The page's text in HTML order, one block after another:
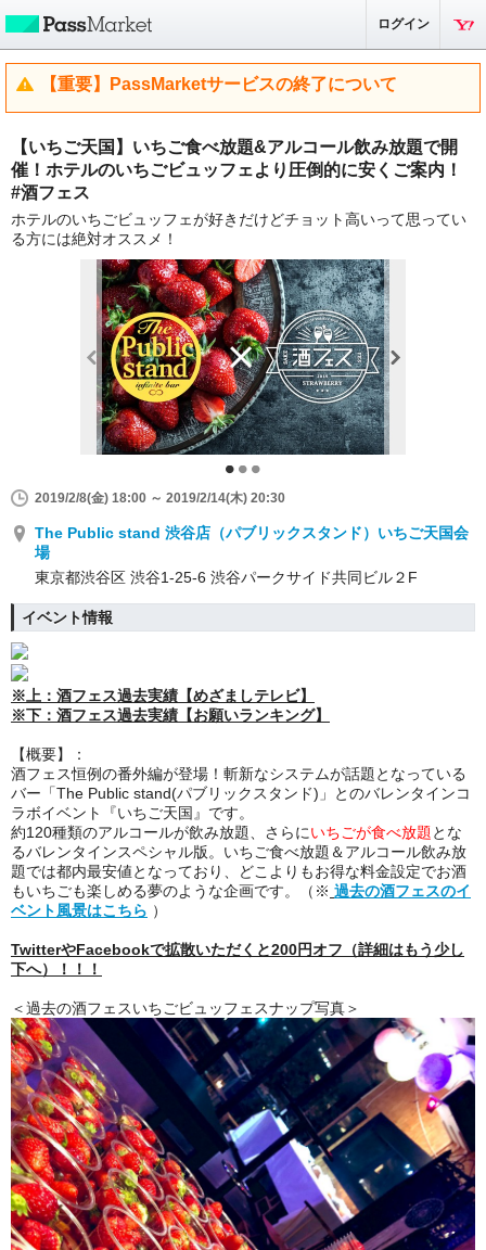
ログイン
【重要】PassMarketサービスの終了について
【いちご天国】いちご食べ放題&アルコール飲み放題で開
催！ホテルのいちごビュッフェより圧倒的に安くご案内！
#酒フェス
ホテルのいちごビュッフェが好きだけどチョット高いって思ってい
る方には絶対オススメ！
2019/2/8(金) 18:00 ～ 2019/2/14(木) 20:30
The Public stand 渋谷店（パブリックスタンド）いちご天国会
場
東京都渋谷区 渋谷1-25-6 渋谷パークサイド共同ビル２F
イベント情報
※上：酒フェス過去実績【めざましテレビ】
※下：酒フェス過去実績【お願いランキング】
【概要】：
酒フェス恒例の番外編が登場！斬新なシステムが話題となっている
バー「The Public stand(パブリックスタンド)」とのバレンタインコ
ラボイベント『いちご天国』です。
約120種類のアルコールが飲み放題、さらにいちごが食べ放題とな
るバレンタインスペシャル版。いちご食べ放題＆アルコール飲み放
題では都内最安値となっており、どこよりもお得な料金設定でお酒
もいちごも楽しめる夢のような企画です。（※ 過去の酒フェスのイ
ベント風景はこちら ）
TwitterやFacebookで拡散いただくと200円オフ（詳細はもう少し
下へ）！！！
＜過去の酒フェスいちごビュッフェスナップ写真＞